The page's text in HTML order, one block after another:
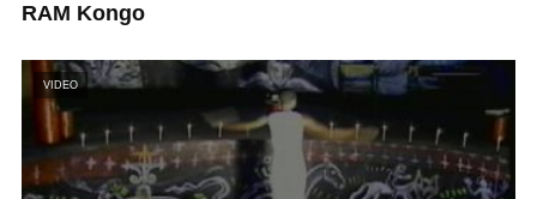
RAM Kongo
VIDEO